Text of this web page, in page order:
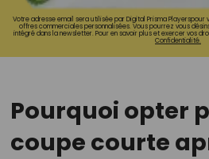
Votre adresse email sera utilisée par Digital Prisma
offres commerciales personnalisées. Vous pourrez vous
intégré dans la newsletter. Pour en savoir plus et exercer vos
Confidentialité.
Pourquoi opter
coupe courte